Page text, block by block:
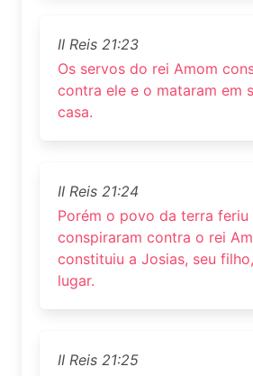
II Reis 21:23
Os servos do rei Amom
contra ele e o mataram em
casa.
II Reis 21:24
Porém o povo da terra
conspiraram contra o rei
constituiu a Josias, seu
lugar.
II Reis 21:25